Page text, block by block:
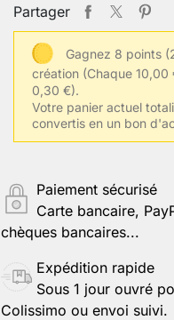
Tissu(s) choisi(s)
Votre taille de
Autres informations
Enregistrer la
Partager
Gagnez 8 points
création (Chaque 10,00
0,30 €).
Votre panier actuel
convertis en un bon
Paiement sécurisé
Carte bancaire,
chèques bancaires...
Expédition rapide
Sous 1 jour ouvré
Colissimo ou envoi suivi.